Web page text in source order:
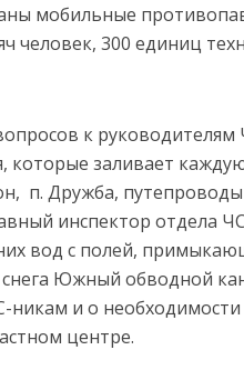
мобильные
человек, 300 единиц
к руководителям
которые заливает
п. Дружба, путепроводы
инспектор отдела
вод с полей,
Южный обводной
никам и о
центре.